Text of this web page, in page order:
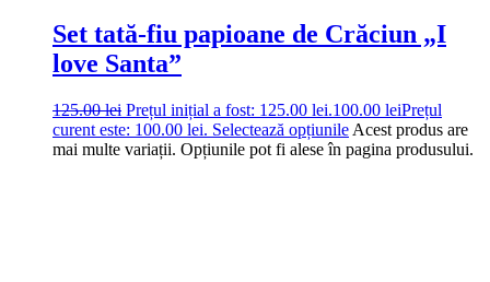
Set tată-fiu papioane de Crăciun „I
love Santa”
125.00lei Prețul inițial a fost: 125.00 lei.100.00 leiPrețul
curent este: 100.00 lei. Selectează opțiunile Acest produs are
mai multe variații. Opțiunile pot fi alese în pagina produsului.